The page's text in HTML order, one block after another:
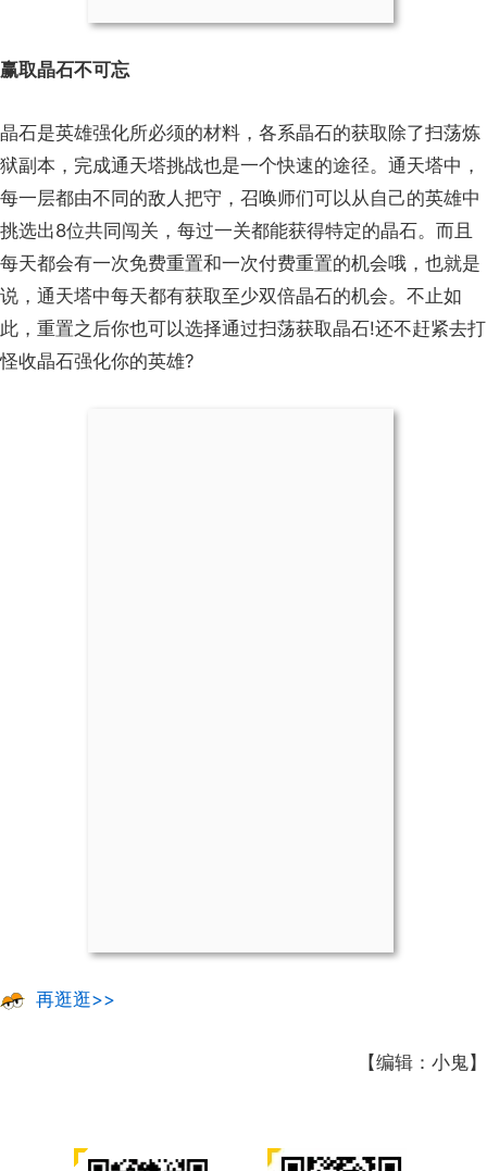
赢取晶石不可忘
晶石是英雄强化所必须的材料，各系晶石的获取除了扫荡炼
狱副本，完成通天塔挑战也是一个快速的途径。通天塔中，
每一层都由不同的敌人把守，召唤师们可以从自己的英雄中
挑选出8位共同闯关，每过一关都能获得特定的晶石。而且
每天都会有一次免费重置和一次付费重置的机会哦，也就是
说，通天塔中每天都有获取至少双倍晶石的机会。不止如
此，重置之后你也可以选择通过扫荡获取晶石!还不赶紧去打
怪收晶石强化你的英雄?
再逛逛>>
【编辑：小鬼】